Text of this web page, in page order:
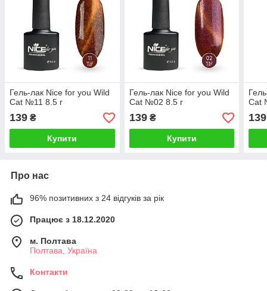
Гель-лак Nice for you Wild
Cat №11 8.5 г
139 ₴
Купити
Гель-лак Nice for you Wild
Cat №02 8.5 г
139₴
Купити
Cat
139
Про нас
96% позитивних з 24 відгуків за рік
Працює з 18.12.2020
м. Полтава
Полтава, Україна
Контакти